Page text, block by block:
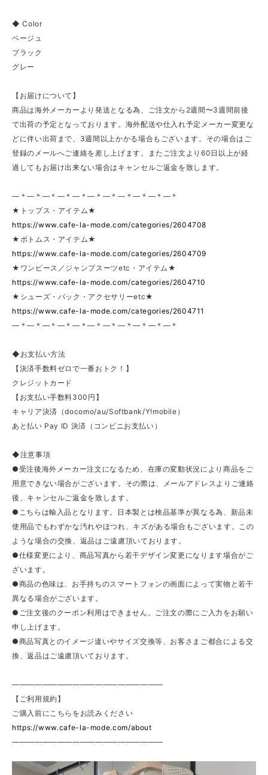
◆ Color
ベージュ
ブラック
グレー
【お届けについて】
商品は海外メーカーより発送となる為、ご注文から2週間〜3週間前後
で出荷の予定となっております。海外配送や仕入れ予定メーカー変更な
どに伴い出荷まで、3週間以上かかる場合もございます。その場合はご
登録のメールへご連絡を差し上げます。またご注文より60日以上が経
過してもお届け出来ない場合はキャンセルご返金を致します。
—＊—＊—＊—＊—＊—＊—＊—＊—＊—＊—＊
★トップス・アイテム★
https://www.cafe-la-mode.com/categories/2604708
★ボトムス・アイテム★
https://www.cafe-la-mode.com/categories/2604709
★ワンピース／ジャンプスーツetc・アイテム★
https://www.cafe-la-mode.com/categories/2604710
★シューズ・バック・アクセサリーetc★
https://www.cafe-la-mode.com/categories/2604711
—＊—＊—＊—＊—＊—＊—＊—＊—＊—＊—＊
◆お支払い方法
【決済手数料ゼロで一番おトク！】
クレジットカード
【お支払い手数料300円】
キャリア決済（docomo/au/Softbank/Y!mobile）
あと払い Pay ID 決済（コンビニお支払い）
◆注意事項
●受注後海外メーカー注文になるため、在庫の変動状況により商品をご
用意できない場合がございます。その際は、メールアドレスよりご連絡
後、キャンセルご返金を致します。
●こちらは輸入品となります。日本製とは検品基準が異なる為、新品未
使用品でもわずかな汚れやほつれ、キズがある場合もございます。この
ような場合の交換、返品はご遠慮頂いております。
●仕様変更により、商品写真から若干デザイン変更になります場合がご
ざいます。
●商品の色味は、お手持ちのスマートフォンの画面によって実物と若干
異なる場合がございます。
●ご注文後のクーポン利用はできません。ご注文の際にご入力をお願い
申し上げます。
●商品写真とのイメージ違いやサイズ交換等、お客さまご都合による交
換、返品はご遠慮頂いております。
————————————————————
【ご利用規約】
ご購入前にこちらをお読みください
https://www.cafe-la-mode.com/about
————————————————————